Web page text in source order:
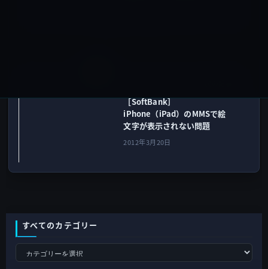
［SoftBank］
iPhone（iPad）のMMSで絵
文字が表示されない問題
2012年3月20日
すべてのカテゴリー